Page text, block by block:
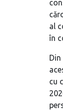
al
în
cu